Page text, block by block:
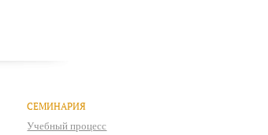
СЕМИНАРИЯ
Учебный процесс